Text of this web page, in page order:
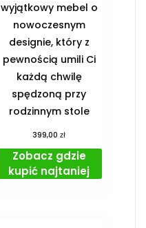
wyjątkowy mebel o
nowoczesnym
designie, który z
pewnością umili Ci
każdą chwilę
spędzoną przy
rodzinnym stole
399,00zł
Zobacz gdzie
kupić najtaniej